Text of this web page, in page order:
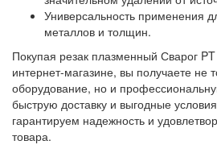
Универсальность применения
металлов и толщин.
Покупая резак плазменный Сварог
интернет-магазине, вы получаете не
оборудование, но и
быструю доставку и выгодные
гарантируем надежность и
товара.